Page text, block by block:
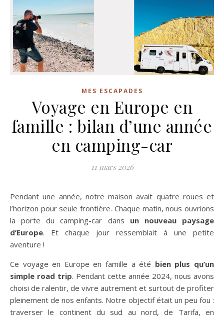
MES ESCAPADES
Voyage en Europe en
famille : bilan d’une année
en camping-car
11 mars 2026
Pendant une année, notre maison avait quatre roues et
l’horizon pour seule frontière. Chaque matin, nous ouvrions
la porte du camping-car dans un nouveau paysage
d’Europe. Et chaque jour ressemblait à une petite
aventure !
Ce voyage en Europe en famille a été bien plus qu’un
simple road trip. Pendant cette année 2024, nous avons
choisi de ralentir, de vivre autrement et surtout de profiter
pleinement de nos enfants. Notre objectif était un peu fou :
traverser le continent du sud au nord, de Tarifa, en